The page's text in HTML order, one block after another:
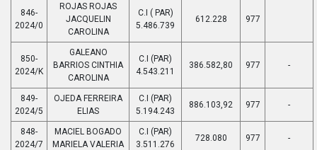
846-
2024/0
ROJAS ROJAS
JACQUELIN
CAROLINA
C.I ( PAR)
5.486.739
612.228 977
850-
2024/K
GALEANO
BARRIOS CINTHIA
CAROLINA
C.I (PAR)
4.543.211
386.582,80 977 -
849-
2024/5
OJEDA FERREIRA
ELIAS
C.I (PAR)
5.194.243
886.103,92 977 -
848-
2024/7
MACIEL BOGADO
MARIELA VALERIA
C.I (PAR)
3.511.276
728.080 977 -